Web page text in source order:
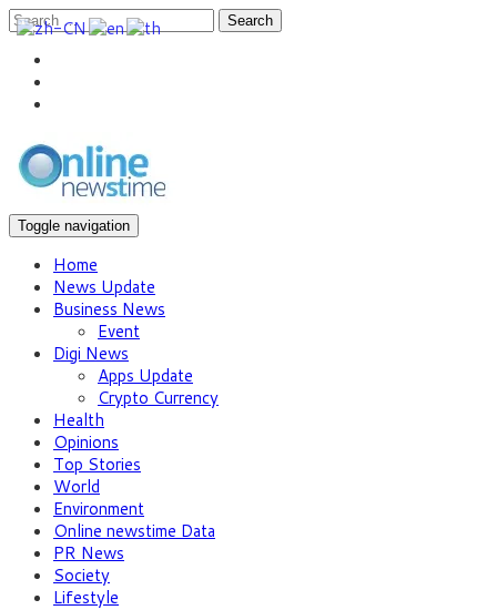
Search
Toggle navigation
Home
News Update
Business News
Event
Digi News
Apps Update
Crypto Currency
Health
Opinions
Top Stories
World
Environment
Online newstime Data
PR News
Society
Lifestyle